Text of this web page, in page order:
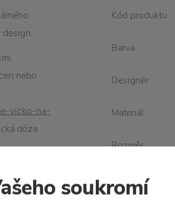
nebo
vicko-na-
dóza.
které
mít svůj
Kód produktu
Barva
Designér
Materiál
Rozměr
soukromí